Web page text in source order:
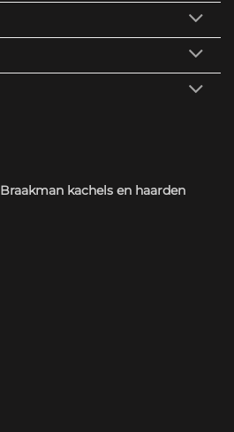
Braakman kachels en haarden